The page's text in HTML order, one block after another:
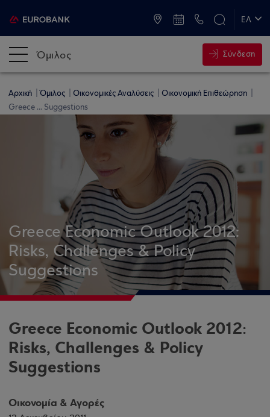
ΕΛ
Όμιλος Σύνδεση
Αρχική Όμιλος Οικονομικές Αναλύσεις
Οικονομική Επιθεώρηση
Greece ... Suggestions
Greece Economic Outlook 2012:
Risks, Challenges & Policy
Suggestions
Greece Economic Outlook 2012:
Risks, Challenges & Policy
Suggestions
Οικονομία & Αγορές